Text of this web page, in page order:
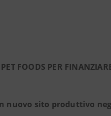
FOODS PER
nuovo sito produttivo